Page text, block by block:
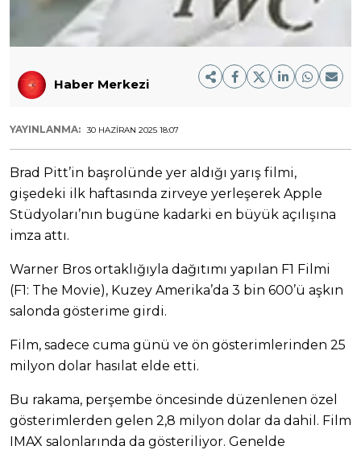
Haber Merkezi
YAYINLANMA: 30 HAZIRAN 2025 18:07
Brad Pitt’in başrolünde yer aldığı yarış filmi,
gişedeki ilk haftasında zirveye yerleşerek Apple
Stüdyoları’nın bugüne kadarki en büyük açılışına
imza attı.
Warner Bros ortaklığıyla dağıtımı yapılan F1 Filmi
(F1: The Movie), Kuzey Amerika’da 3 bin 600’ü aşkın
salonda gösterime girdi.
Film, sadece cuma günü ve ön gösterimlerinden 25
milyon dolar hasılat elde etti.
Bu rakama, perşembe öncesinde düzenlenen özel
gösterimlerden gelen 2,8 milyon dolar da dahil. Film
IMAX salonlarında da gösteriliyor. Genelde